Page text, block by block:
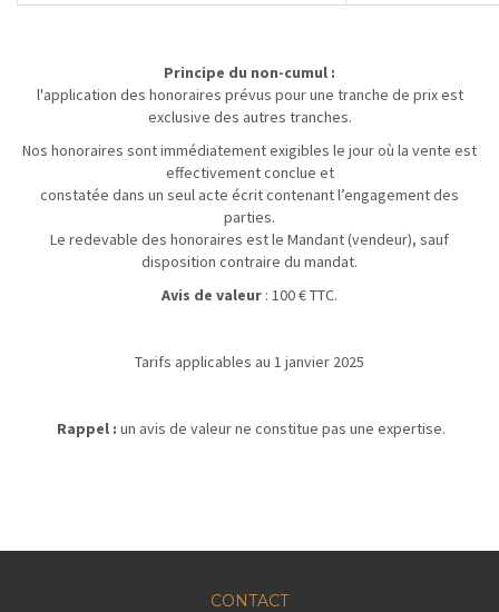
Principe du non-cumul :
l'application des honoraires prévus pour une tranche de prix est
exclusive des autres tranches.
Nos honoraires sont immédiatement exigibles le jour où la vente est
effectivement conclue et
constatée dans un seul acte écrit contenant l’engagement des
parties.
Le redevable des honoraires est le Mandant (vendeur), sauf
disposition contraire du mandat.
Avis de valeur : 100 € TTC.
Tarifs applicables au 1 janvier 2025
Rappel : un avis de valeur ne constitue pas une expertise.
CONTACT